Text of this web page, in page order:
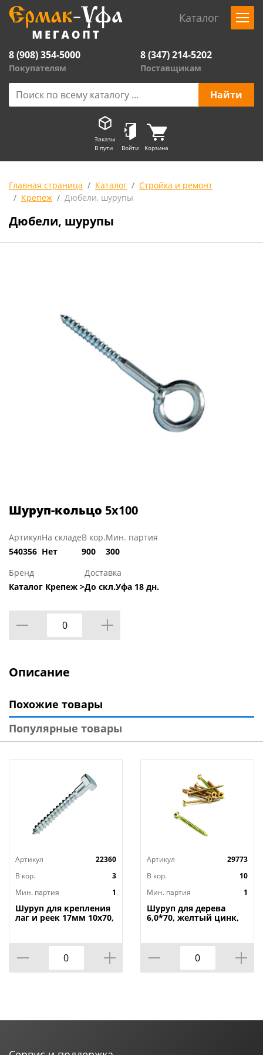
Каталог
8 (908) 354-5000
Покупателям
8 (347) 214-5202
Поставщикам
Заказы
В пути
Войти Корзина
Главная страница Каталог
Стройка и ремонт
Крепеж
Дюбели, шурупы
Дюбели, шурупы
Шуруп-кольцо 5х100
Артикул
540356
На складе
Нет
В кор.
900
Мин. партия
300
Бренд
Каталог Крепеж >
Доставка
До скл.Уфа 18 дн.
Описание
Похожие товары
Популярные товары
Артикул
22360
В кор.
3
Мин. партия
1
Шуруп для крепления
лаг и реек 17мм 10х70,
Артикул
29773
В кор.
10
Мин. партия
1
Шуруп для дерева
6,0*70, желтый цинк,